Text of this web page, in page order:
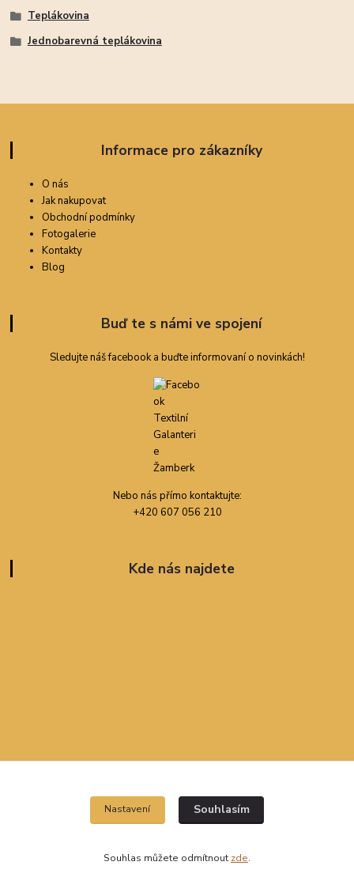
Teplákovina
Jednobarevná teplákovina
Informace pro zákazníky
O nás
Jak nakupovat
Obchodní podmínky
Fotogalerie
Kontakty
Blog
Buď te s námi ve spojení
Sledujte náš facebook a buďte informovaní o novinkách!
Nebo nás přímo kontaktujte:
+420 607 056 210
Kde nás najdete
Nastavení Souhlasím
Souhlas můžete odmítnout zde.